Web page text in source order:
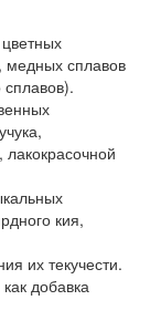
медных сплавов
лакокрасочной
кия,
их текучести.
добавка